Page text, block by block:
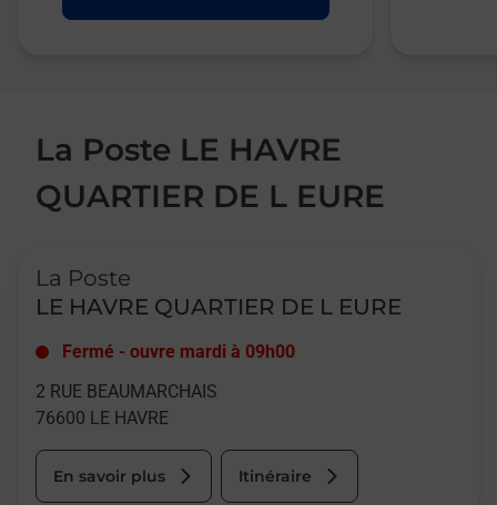
La Poste LE HAVRE
QUARTIER DE L EURE
La Poste
LE HAVRE QUARTIER DE L EURE
Fermé - ouvre mardi à 09h00
2 RUE BEAUMARCHAIS
76600 LE HAVRE
En savoir plus Itinéraire